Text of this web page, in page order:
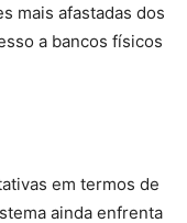
mais afastadas dos
a bancos físicos
em termos de
ainda enfrenta